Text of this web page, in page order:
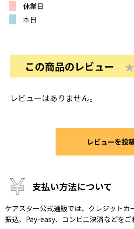
休業日
本日
この商品のレビュー
レビューはありません。
レビューを投
支払い方法について
ケアスター公式通販では、クレジットカ
振込、Pay-easy、コンビニ決済などをご